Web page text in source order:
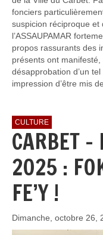
fonciers
suspicion réciproque et
l’ASSAUPAMAR
propos rassurants des
présents ont
désapprobation d’un
impression d’être mis
CULTURE
CARBET
2025 :
FE’Y !
Dimanche, octobre 26,